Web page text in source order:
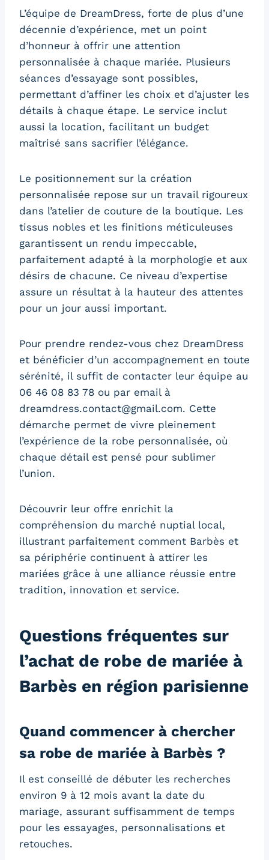
L’équipe de DreamDress, forte de plus d’une
décennie d’expérience, met un point
d’honneur à offrir une attention
personnalisée à chaque mariée. Plusieurs
séances d’essayage sont possibles,
permettant d’affiner les choix et d’ajuster les
détails à chaque étape. Le service inclut
aussi la location, facilitant un budget
maîtrisé sans sacrifier l’élégance.
Le positionnement sur la création
personnalisée repose sur un travail rigoureux
dans l’atelier de couture de la boutique. Les
tissus nobles et les finitions méticuleuses
garantissent un rendu impeccable,
parfaitement adapté à la morphologie et aux
désirs de chacune. Ce niveau d’expertise
assure un résultat à la hauteur des attentes
pour un jour aussi important.
Pour prendre rendez-vous chez DreamDress
et bénéficier d’un accompagnement en toute
sérénité, il suffit de contacter leur équipe au
06 46 08 83 78 ou par email à
dreamdress.contact@gmail.com. Cette
démarche permet de vivre pleinement
l’expérience de la robe personnalisée, où
chaque détail est pensé pour sublimer
l’union.
Découvrir leur offre enrichit la
compréhension du marché nuptial local,
illustrant parfaitement comment Barbès et
sa périphérie continuent à attirer les
mariées grâce à une alliance réussie entre
tradition, innovation et service.
Questions fréquentes sur
l’achat de robe de mariée à
Barbès en région parisienne
Quand commencer à chercher
sa robe de mariée à Barbès ?
Il est conseillé de débuter les recherches
environ 9 à 12 mois avant la date du
mariage, assurant suffisamment de temps
pour les essayages, personnalisations et
retouches.